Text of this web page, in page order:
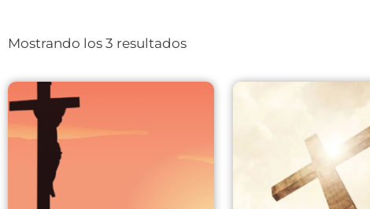
Mostrando los 3 resultados